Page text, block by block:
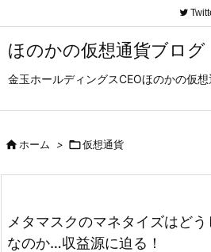
ほのかの仮想通貨ブログ
金玉ホールディングスCEOほのかの仮想
ホーム > 仮想通貨
メタマスクのマネタイズはど
なのか…収益源に迫る！